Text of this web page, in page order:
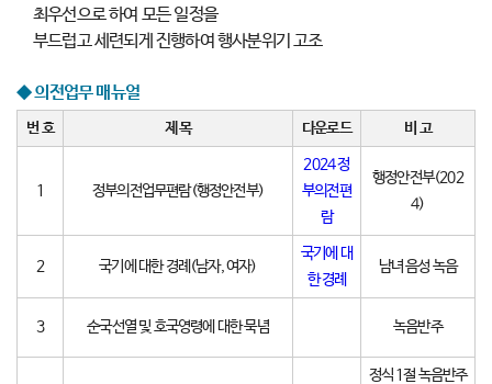
최우선으로 하여 모든 일정을
부드럽고 세련되게 진행하여 행사분위기 고조
◆ 의전업무 매뉴얼
번 호 제 목 다운로드 비 고
1 정부의전업무편람(행정안전부)
2024 정
부의전편
람
행정안전부(202
4)
2 국기에 대한 경례(남자, 여자)
국기에 대
한 경례
남녀 음성 녹음
3 순국선열 및 호국영령에 대한 묵념 녹음반주
정식 1절 녹음반주